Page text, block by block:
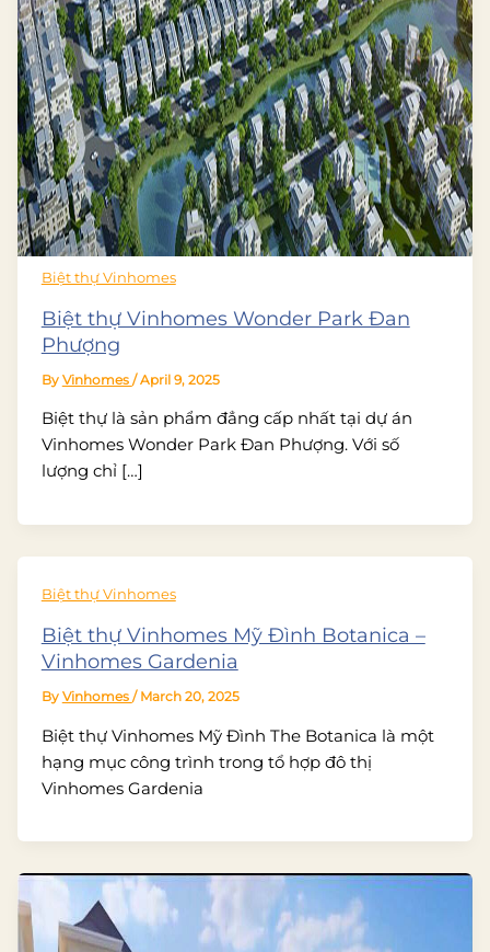
Biệt thự Vinhomes
Biệt thự Vinhomes Wonder Park Đan
Phượng
By Vinhomes /April 9, 2025
Biệt thự là sản phẩm đẳng cấp nhất tại dự án
Vinhomes Wonder Park Đan Phượng. Với số
lượng chỉ […]
Biệt thự Vinhomes
Biệt thự Vinhomes Mỹ Đình Botanica –
Vinhomes Gardenia
By Vinhomes / March 20, 2025
Biệt thự Vinhomes Mỹ Đình The Botanica là một
hạng mục công trình trong tổ hợp đô thị
Vinhomes Gardenia